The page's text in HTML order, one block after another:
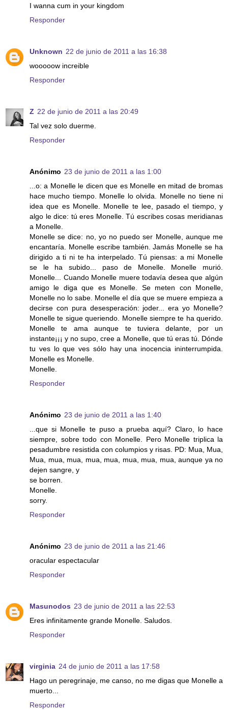
I wanna cum in your kingdom
Responder
Unknown 22 de junio de 2011 a las 16:38
wooooow increible
Responder
Z 22 de junio de 2011 a las 20:49
Tal vez solo duerme.
Responder
Anónimo 23 de junio de 2011 a las 1:00
...o: a Monelle le dicen que es Monelle en mitad de bromas
hace mucho tiempo. Monelle lo olvida. Monelle no tiene ni
idea que es Monelle. Monelle te lee, pasado el tiempo, y
algo le dice: tú eres Monelle. Tú escribes cosas meridianas
a Monelle.
Monelle se dice: no, yo no puedo ser Monelle, aunque me
encantaría. Monelle escribe también. Jamás Monelle se ha
dirigido a ti ni te ha interpelado. Tú piensas: a mi Monelle
se le ha subido... paso de Monelle. Monelle murió.
Monelle... Cuando Monelle muere todavía desea que algún
amigo le diga que es Monelle. Se meten con Monelle,
Monelle no lo sabe. Monelle el día que se muere empieza a
decirse con pura desesperación: joder... era yo Monelle?
Monelle te sigue queriendo. Monelle siempre te ha querido.
Monelle te ama aunque te tuviera delante, por un
instante¡¡¡ y no supo, cree a Monelle, que tú eras tú. Dónde
tu ves lo que ves sólo hay una inocencia ininterrumpida.
Monelle es Monelle.
Monelle.
Responder
Anónimo 23 de junio de 2011 a las 1:40
...que si Monelle te puso a prueba aquí? Claro, lo hace
siempre, sobre todo con Monelle. Pero Monelle triplica la
pesadumbre resistida con columpios y risas. PD: Mua, Mua,
Mua, mua, mua, mua, mua, mua, mua, mua, aunque ya no
dejen sangre, y
se borren.
Monelle.
sorry.
Responder
Anónimo 23 de junio de 2011 a las 21:46
oracular espectacular
Responder
Masunodos 23 de junio de 2011 a las 22:53
Eres infinitamente grande Monelle. Saludos.
Responder
virginia 24 de junio de 2011 a las 17:58
Hago un peregrinaje, me canso, no me digas que Monelle a
muerto...
Responder